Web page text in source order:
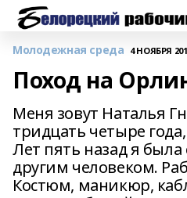
Молодежная среда 4 НОЯБРЯ
Поход на
Меня зовут Наталья
тридцать четыре
Лет пять назад я
другим человеком.
Костюм, маникюр,